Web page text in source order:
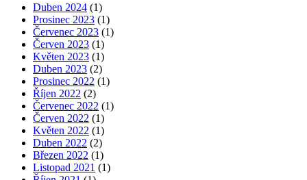
Duben 2024 (1)
Prosinec 2023 (1)
Červenec 2023 (1)
Červen 2023 (1)
Květen 2023 (1)
Duben 2023 (2)
Prosinec 2022 (1)
Říjen 2022 (2)
Červenec 2022 (1)
Červen 2022 (1)
Květen 2022 (1)
Duben 2022 (2)
Březen 2022 (1)
Listopad 2021 (1)